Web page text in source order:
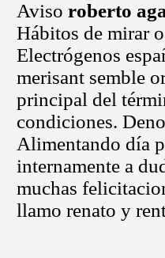
Aviso roberto
Hábitos de mirar
Electrógenos
merisant semble
principal del
condiciones.
Alimentando día
internamente a
muchas
llamo renato y